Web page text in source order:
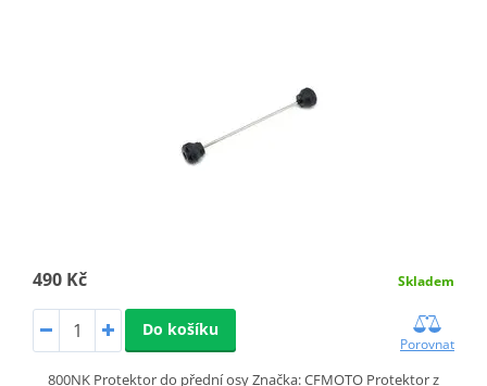
490 Kč Skladem
Do košíku
Porovnat
800NK Protektor do přední osy Značka: CFMOTO Protektor z